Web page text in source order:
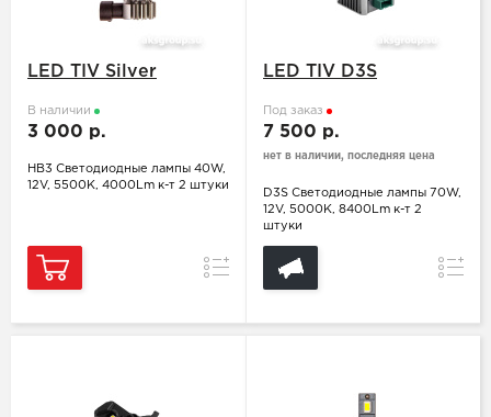
LED TIV Silver
В наличии
3 000 р.
HB3 Светодиодные лампы 40W,
12V, 5500K, 4000Lm к-т 2 штуки
Сравнение
LED TIV D3S
Под заказ
7 500 р.
нет в наличии, последняя цена
D3S Светодиодные лампы 70W,
12V, 5000K, 8400Lm к-т 2
штуки